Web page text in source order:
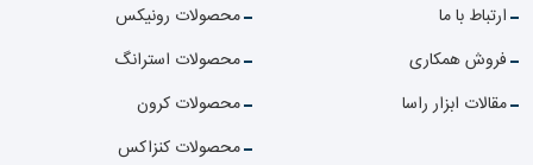
ارتباط با ما
فروش همکاری
مقالات ابزار راسا
محصولات رونیکس
محصولات استرانگ
محصولات کرون
محصولات کنزاکس